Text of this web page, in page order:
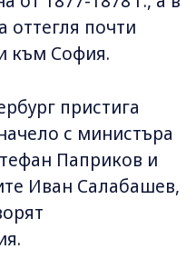
оттегля почти
към София.
пристига
с министъра
Паприков и
Иван Салабашев,